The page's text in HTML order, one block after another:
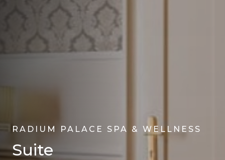
RADIUM PALACE SPA & WELLNESS
Suite